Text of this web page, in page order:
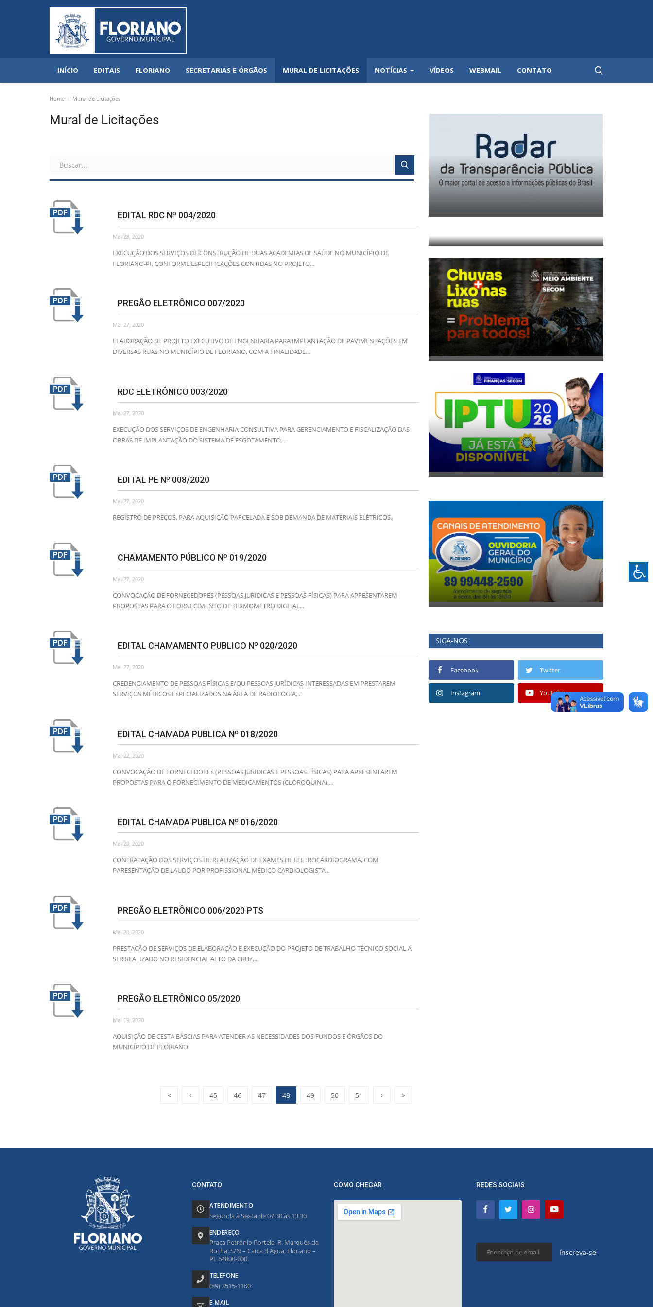
INÍCIO EDITAIS FLORIANO SECRETARIAS E ÓRGÃOS MURAL DE LICITAÇÕES NOTÍCIAS VÍDEOS WEBMAIL CONTATO
Home Mural de Licitações
Mural de Licitações
EDITAL RDC Nº 004/2020
Mai 28, 2020
EXECUÇÃO DOS SERVIÇOS DE CONSTRUÇÃO DE DUAS ACADEMIAS DE SAÚDE NO MUNICÍPIO DE
FLORIANO-PI, CONFORME ESPECIFICAÇÕES CONTIDAS NO PROJETO...
PREGÃO ELETRÔNICO 007/2020
Mai 27, 2020
ELABORAÇÃO DE PROJETO EXECUTIVO DE ENGENHARIA PARA IMPLANTAÇÃO DE PAVIMENTAÇÕES EM
DIVERSAS RUAS NO MUNICÍPIO DE FLORIANO, COM A FINALIDADE...
RDC ELETRÔNICO 003/2020
Mai 27, 2020
EXECUÇÃO DOS SERVIÇOS DE ENGENHARIA CONSULTIVA PARA GERENCIAMENTO E FISCALIZAÇÃO DAS
OBRAS DE IMPLANTAÇÃO DO SISTEMA DE ESGOTAMENTO...
EDITAL PE Nº 008/2020
Mai 27, 2020
REGISTRO DE PREÇOS, PARA AQUISIÇÃO PARCELADA E SOB DEMANDA DE MATERIAIS ELÉTRICOS.
CHAMAMENTO PÚBLICO Nº 019/2020
Mai 27, 2020
CONVOCAÇÃO DE FORNECEDORES (PESSOAS JURIDICAS E PESSOAS FÍSICAS) PARA APRESENTAREM
PROPOSTAS PARA O FORNECIMENTO DE TERMOMETRO DIGITAL...
EDITAL CHAMAMENTO PUBLICO Nº 020/2020
Mai 27, 2020
CREDENCIAMENTO DE PESSOAS FÍSICAS E/OU PESSOAS JURÍDICAS INTERESSADAS EM PRESTAREM
SERVIÇOS MÉDICOS ESPECIALIZADOS NA ÁREA DE RADIOLOGIA,...
EDITAL CHAMADA PUBLICA Nº 018/2020
Mai 22, 2020
CONVOCAÇÃO DE FORNECEDORES (PESSOAS JURIDICAS E PESSOAS FÍSICAS) PARA APRESENTAREM
PROPOSTAS PARA O FORNECIMENTO DE MEDICAMENTOS (CLOROQUINA),...
EDITAL CHAMADA PUBLICA Nº 016/2020
Mai 20, 2020
CONTRATAÇÃO DOS SERVIÇOS DE REALIZAÇÃO DE EXAMES DE ELETROCARDIOGRAMA, COM
PARESENTAÇÃO DE LAUDO POR PROFISSIONAL MÉDICO CARDIOLOGISTA...
PREGÃO ELETRÔNICO 006/2020 PTS
Mai 20, 2020
PRESTAÇÃO DE SERVIÇOS DE ELABORAÇÃO E EXECUÇÃO DO PROJETO DE TRABALHO TÉCNICO SOCIAL A
SER REALIZADO NO RESIDENCIAL ALTO DA CRUZ,...
PREGÃO ELETRÔNICO 05/2020
Mai 19, 2020
AQUISIÇÃO DE CESTA BÁSCIAS PARA ATENDER AS NECESSIDADES DOS FUNDOS E ÓRGÃOS DO
MUNICÍPIO DE FLORIANO
« ‹ 45 46 47 48 49 50 51 › »
SIGA-NOS
Facebook Twitter
Instagram Youtube
CONTATO
ATENDIMENTO
Segunda à Sexta de 07:30 às 13:30
ENDEREÇO
Praça Petrônio Portela, R. Marquês da
Rocha, S/N – Caixa d'Água, Floriano –
PI, 64800-000
TELEFONE
(89) 3515-1100
E-MAIL
COMO CHEGAR REDES SOCIAIS
Inscreva-se